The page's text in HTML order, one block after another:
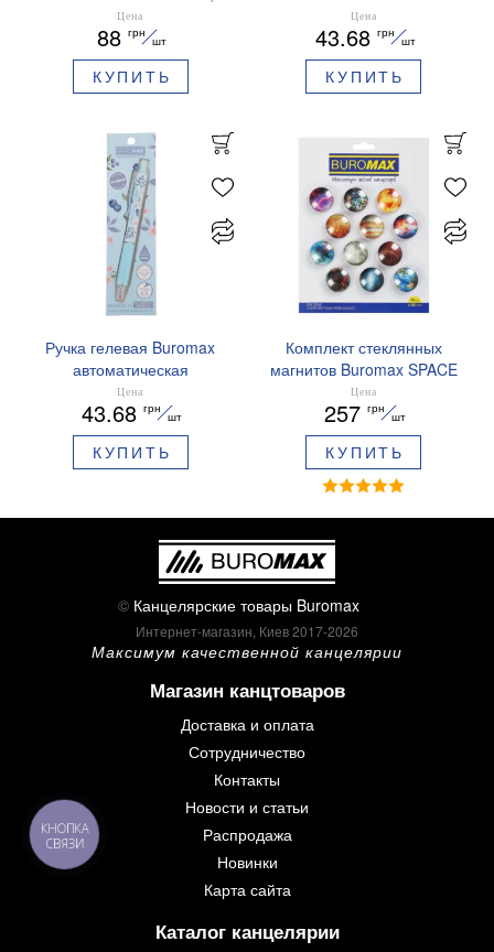
мм синие чернила
BM.83103
Цена
88 грн
шт
КУПИТЬ
SKY ZODIAC 0.5 мм
ароматизированный грипп
синие чернила BM.8379-
01
Цена
43.68 грн
шт
КУПИТЬ
Ручка гелевая Buromax
автоматическая
ARABESKI 0.5 мм
ароматизированный грипп
синие чернила в блистере
BM.8379-02
Цена
43.68 грн
шт
КУПИТЬ
Комплект стеклянных
магнитов Buromax SPACE
12 шт 30 мм BM.0048
Цена
257 грн
шт
КУПИТЬ
© Канцелярские товары Buromax
Интернет-магазин, Киев 2017-2026
Максимум качественной канцелярии
Магазин канцтоваров
Доставка и оплата
Сотрудничество
Контакты
Новости и статьи
Распродажа
Новинки
Карта сайта
Каталог канцелярии
КНОПКА
СВЯЗИ